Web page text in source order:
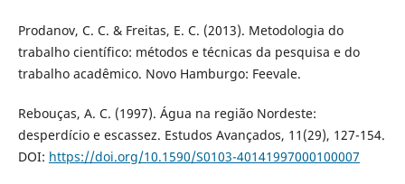
Prodanov, C. C. & Freitas, E. C. (2013). Metodologia do
trabalho científico: métodos e técnicas da pesquisa e do
trabalho acadêmico. Novo Hamburgo: Feevale.
Rebouças, A. C. (1997). Água na região Nordeste:
desperdício e escassez. Estudos Avançados, 11(29), 127-154.
DOI: https://doi.org/10.1590/S0103-40141997000100007